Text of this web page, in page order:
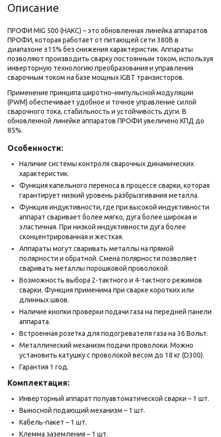
Описание
ПРОФИ MIG 500 (НАКС) – это обновленная линейка аппаратов
ПРОФИ, которая работает от питающей сети 380В в
диапазоне ±15% без снижения характеристик. Аппараты
позволяют производить сварку постоянным током, используя
инверторную технологию преобразования и управления
сварочным током на базе мощных IGBT транзисторов.
Применение принципа широтно–импульсной модуляции
(PWM) обеспечивает удобное и точное управление силой
сварочного тока, стабильность и устойчивость дуги. В
обновленной линейке аппаратов ПРОФИ увеличено КПД до
85%.
Особенности:
Наличие системы контроля сварочных динамических
характеристик.
Функция капельного переноса в процессе сварки, которая
гарантирует низкий уровень разбрызгивания металла.
Функция индуктивности, где при высокой индуктивности
аппарат сваривает более мягко, дуга более широкая и
эластичная. При низкой индуктивности дуга более
сконцентрированная и жесткая.
Аппараты могут сваривать металлы на прямой
полярности и обратной. Смена полярности позволяет
сваривать металлы порошковой проволокой.
Возможность выбора 2-тактного и 4-тактного режимов
сварки. Функция применима при сварке коротких или
длинных швов.
Наличие кнопки проверки подачи газа на передней панели
аппарата.
Встроенная розетка для подогревателя газа на 36 Вольт.
Металлический механизм подачи проволоки. Можно
установить катушку с проволокой весом до 18 кг (D300).
Гарантия 1 год.
Комплектация:
Инверторный аппарат полуавтоматической сварки – 1 шт.
Выносной подающий механизм – 1 шт.
Кабель-пакет – 1 шт.
Клемма заземления – 1 шт.